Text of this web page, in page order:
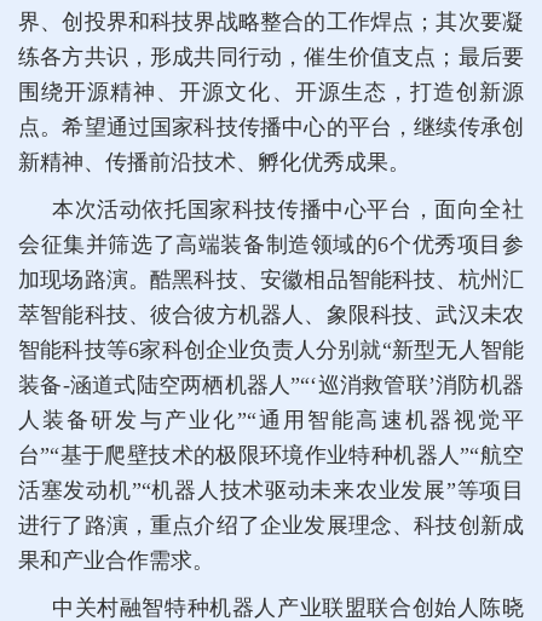
界、创投界和科技界战略整合的工作焊点；其次要凝
练各方共识，形成共同行动，催生价值支点；最后要
围绕开源精神、开源文化、开源生态，打造创新源
点。希望通过国家科技传播中心的平台，继续传承创
新精神、传播前沿技术、孵化优秀成果。
本次活动依托国家科技传播中心平台，面向全社
会征集并筛选了高端装备制造领域的6个优秀项目参
加现场路演。酷黑科技、安徽相品智能科技、杭州汇
萃智能科技、彼合彼方机器人、象限科技、武汉未农
智能科技等6家科创企业负责人分别就“新型无人智能
装备-涵道式陆空两栖机器人”“‘巡消救管联’消防机器
人装备研发与产业化”“通用智能高速机器视觉平
台”“基于爬壁技术的极限环境作业特种机器人”“航空
活塞发动机”“机器人技术驱动未来农业发展”等项目
进行了路演，重点介绍了企业发展理念、科技创新成
果和产业合作需求。
中关村融智特种机器人产业联盟联合创始人陈晓